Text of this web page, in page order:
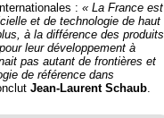
: « La France est
et de technologie de haut
à la différence des produits
leur développement à
pas autant de frontières et
de référence dans
Jean-Laurent Schaub.